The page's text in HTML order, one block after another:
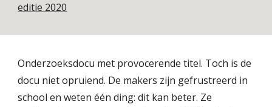
editie 2020
Onderzoeksdocu met provocerende titel. Toch is de
docu niet opruiend. De makers zijn gefrustreerd in
school en weten één ding: dit kan beter. Ze